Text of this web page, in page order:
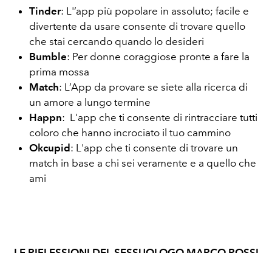
Tinder: L'’app più popolare in assoluto; facile e
divertente da usare consente di trovare quello
che stai cercando quando lo desideri
Bumble: Per donne coraggiose pronte a fare la
prima mossa
Match: L’App da provare se siete alla ricerca di
un amore a lungo termine
Happn: L'app che ti consente di rintracciare tutti
coloro che hanno incrociato il tuo cammino
Okcupid : L'app che ti consente di trovare un
match in base a chi sei veramente e a quello che
ami